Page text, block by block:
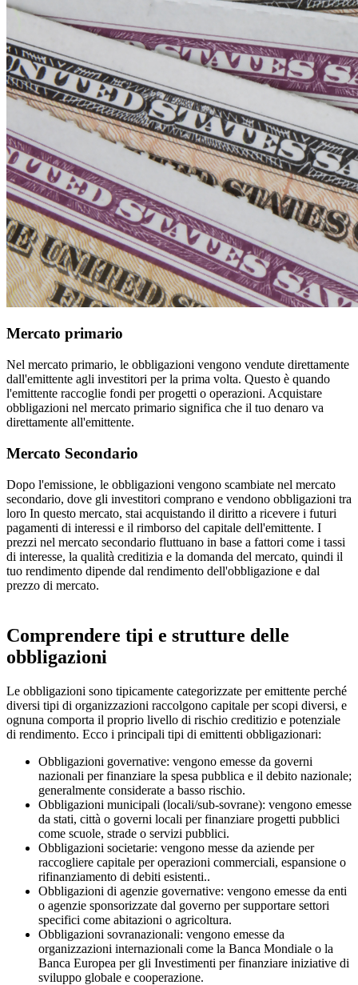
Mercato primario
Nel mercato primario, le obbligazioni vengono vendute direttamente
dall'emittente agli investitori per la prima volta. Questo è quando
l'emittente raccoglie fondi per progetti o operazioni. Acquistare
obbligazioni nel mercato primario significa che il tuo denaro va
direttamente all'emittente.
Mercato Secondario
Dopo l'emissione, le obbligazioni vengono scambiate nel mercato
secondario, dove gli investitori comprano e vendono obbligazioni tra
loro In questo mercato, stai acquistando il diritto a ricevere i futuri
pagamenti di interessi e il rimborso del capitale dell'emittente. I
prezzi nel mercato secondario fluttuano in base a fattori come i tassi
di interesse, la qualità creditizia e la domanda del mercato, quindi il
tuo rendimento dipende dal rendimento dell'obbligazione e dal
prezzo di mercato.
Comprendere tipi e strutture delle
obbligazioni
Le obbligazioni sono tipicamente categorizzate per emittente perché
diversi tipi di organizzazioni raccolgono capitale per scopi diversi, e
ognuna comporta il proprio livello di rischio creditizio e potenziale
di rendimento. Ecco i principali tipi di emittenti obbligazionari:
Obbligazioni governative: vengono emesse da governi
nazionali per finanziare la spesa pubblica e il debito nazionale;
generalmente considerate a basso rischio.
Obbligazioni municipali (locali/sub-sovrane): vengono emesse
da stati, città o governi locali per finanziare progetti pubblici
come scuole, strade o servizi pubblici.
Obbligazioni societarie: vengono messe da aziende per
raccogliere capitale per operazioni commerciali, espansione o
rifinanziamento di debiti esistenti..
Obbligazioni di agenzie governative: vengono emesse da enti
o agenzie sponsorizzate dal governo per supportare settori
specifici come abitazioni o agricoltura.
Obbligazioni sovranazionali: vengono emesse da
organizzazioni internazionali come la Banca Mondiale o la
Banca Europea per gli Investimenti per finanziare iniziative di
sviluppo globale e cooperazione.